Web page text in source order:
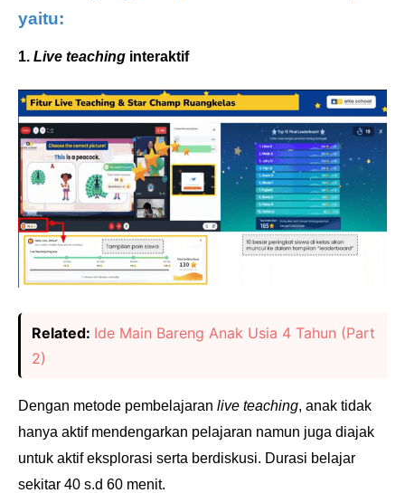
yaitu:
1. Live teaching interaktif
Related: Ide Main Bareng Anak Usia 4 Tahun (Part
2)
Dengan metode pembelajaran live teaching, anak tidak
hanya aktif mendengarkan pelajaran namun juga diajak
untuk aktif eksplorasi serta berdiskusi. Durasi belajar
sekitar 40 s.d 60 menit.